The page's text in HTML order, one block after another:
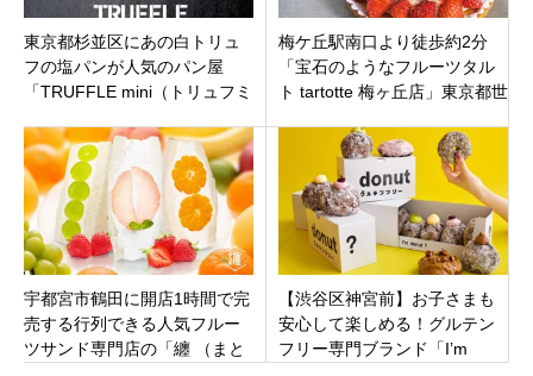
東京都杉並区にあの白トリュ
フの塩パンが人気のパン屋
「TRUFFLE mini（トリュフミ
ン
梅ケ丘駅南口より徒歩約2分
「宝石のようなフルーツタル
ト tartotte 梅ヶ丘店」東京都世
宇都宮市鶴田に開店1時間で完
売する行列できる人気フルー
ツサンド専門店の「纏 （まと
【渋谷区神宮前】お子さまも
安心して楽しめる！グルテン
フリー専門ブランド「I’m